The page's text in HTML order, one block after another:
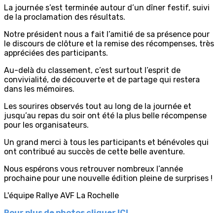
La journée s’est terminée autour d’un dîner festif, suivi
de la proclamation des résultats.
Notre président nous a fait l’amitié de sa présence pour
le discours de clôture et la remise des récompenses, très
appréciées des participants.
Au-delà du classement, c’est surtout l’esprit de
convivialité, de découverte et de partage qui restera
dans les mémoires.
Les sourires observés tout au long de la journée et
jusqu’au repas du soir ont été la plus belle récompense
pour les organisateurs.
Un grand merci à tous les participants et bénévoles qui
ont contribué au succès de cette belle aventure.
Nous espérons vous retrouver nombreux l’année
prochaine pour une nouvelle édition pleine de surprises !
L'équipe Rallye AVF La Rochelle